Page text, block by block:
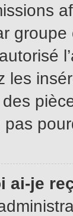
groupe
les
pas
ai-je